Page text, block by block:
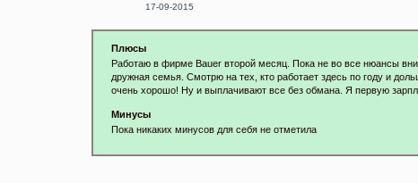
17-09-2015
Плюсы
Работаю в фирме Bauer второй месяц. Пока не во все нюансы
дружная семья. Смотрю на тех, кто работает здесь по году и
очень хорошо! Ну и выплачивают все без обмана. Я первую
Минусы
Пока никаких минусов для себя не отметила